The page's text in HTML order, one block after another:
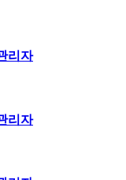
리자
리자